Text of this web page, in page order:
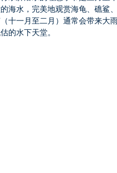
海水，完美地观赏海龟、礁鲨
十一月至二月）通常会带来大
的水下天堂。